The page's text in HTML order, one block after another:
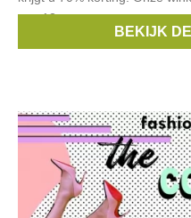
van 12u tem
Lacoste,Gant ,
BEKIJK